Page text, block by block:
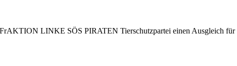
LINKE SÖS PIRATEN Tierschutzpartei einen Ausgleich für